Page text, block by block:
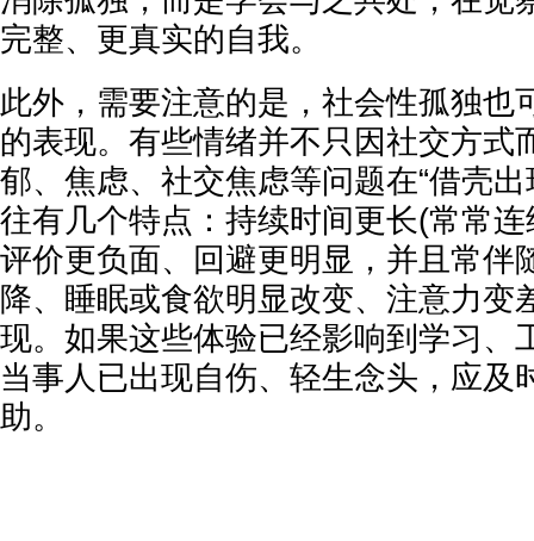
完整、更真实的自我。
此外，需要注意的是，社会性孤独也
的表现。有些情绪并不只因社交方式
郁、焦虑、社交焦虑等问题在“借壳
往有几个特点：持续时间更长(常常
评价更负面、回避更明显，并且常伴
降、睡眠或食欲明显改变、注意力变
现。如果这些体验已经影响到学习、
当事人已出现自伤、轻生念头，应及
助。